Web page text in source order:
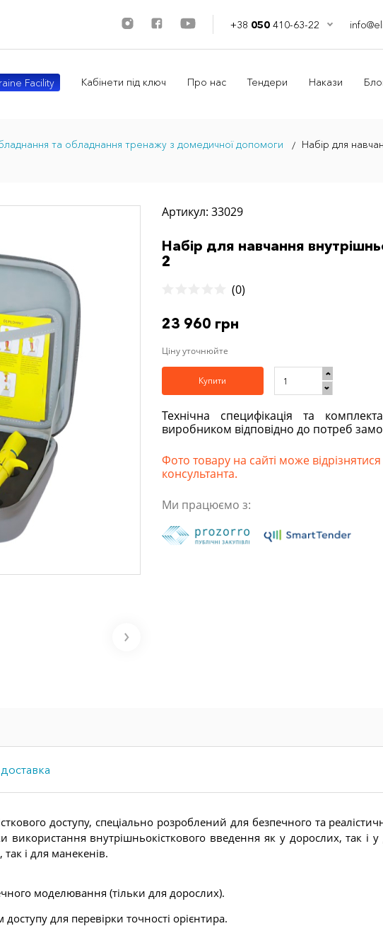
+38 050 410-63-22
Facility Кабінети під ключ Про нас Тендери Накази
та обладнання тренажу з домедичної допомоги
Набір для
Артикул: 33029
Набір для навчання
2
(0)
23 960 грн
Ціну уточнюйте
Купити
Технічна специфікація та
виробником відповідно до потреб
Фото товару на сайті може
консультанта.
Ми працюємо з:
доступу, спеціально розроблений для безпечного та
використання внутрішньокісткового введення як у дорослих, так і
і для манекенів.
моделювання (тільки для дорослих).
для перевірки точності орієнтира.